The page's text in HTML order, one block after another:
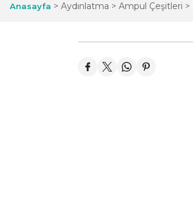
Anasayfa Aydınlatma Ampul Çeşitleri